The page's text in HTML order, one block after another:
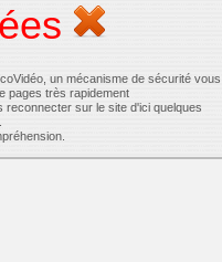
un mécanisme de sécurité vous
pages très rapidement
reconnecter sur le site d'ici quelques